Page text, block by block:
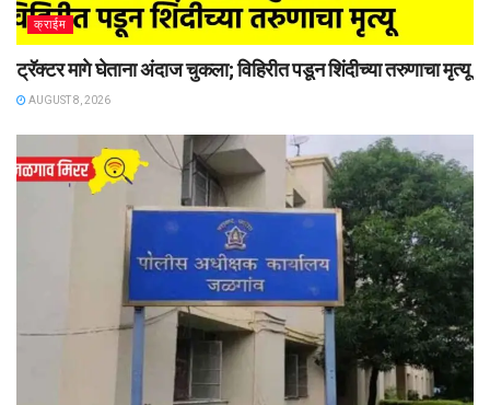
क्राईम
ट्रॅक्टर मागे घेताना अंदाज चुकला; विहिरीत पडून शिंदीच्या तरुणाचा मृत्यू
AUGUST 8, 2026